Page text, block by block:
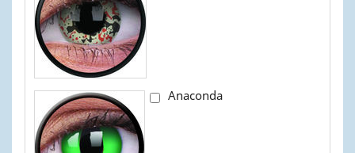
Anaconda